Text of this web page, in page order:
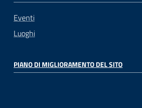
Eventi
Luoghi
PIANO DI MIGLIORAMENTO DEL SITO